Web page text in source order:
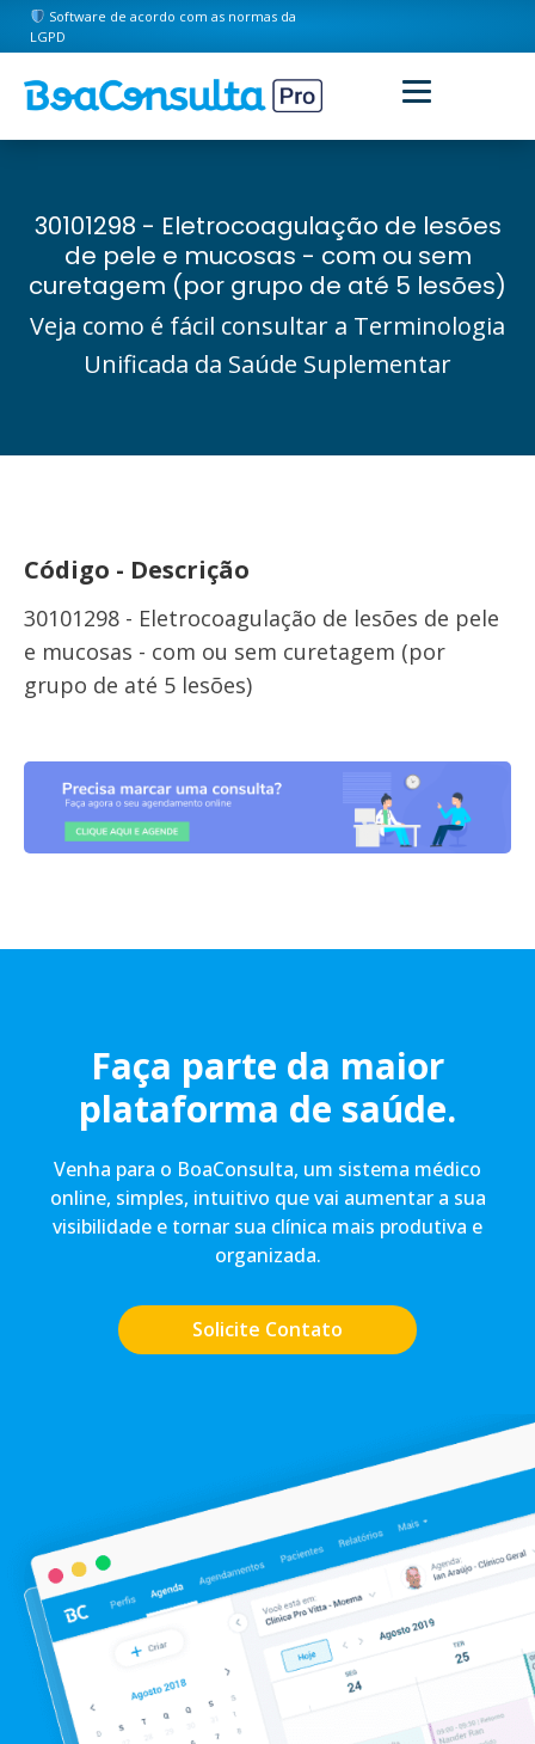
Software de acordo com as normas da
LGPD
30101298 - Eletrocoagulação de lesões
de pele e mucosas - com ou sem
curetagem (por grupo de até 5 lesões)
Veja como é fácil consultar a Terminologia
Unificada da Saúde Suplementar
Código - Descrição
30101298 - Eletrocoagulação de lesões de pele
e mucosas - com ou sem curetagem (por
grupo de até 5 lesões)
Faça parte da maior
plataforma de saúde.
Venha para o BoaConsulta, um sistema médico
online, simples, intuitivo que vai aumentar a sua
visibilidade e tornar sua clínica mais produtiva e
organizada.
Solicite Contato